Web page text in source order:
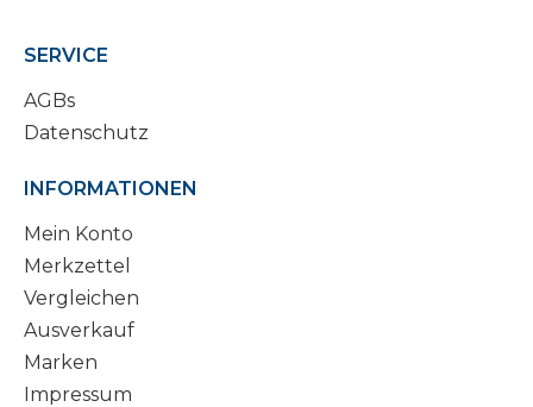
SERVICE
AGBs
Datenschutz
INFORMATIONEN
Mein Konto
Merkzettel
Vergleichen
Ausverkauf
Marken
Impressum